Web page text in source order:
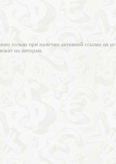
только при наличии активной ссылки на
их авторам.